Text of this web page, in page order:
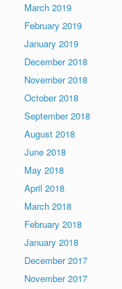
March 2019
February 2019
January 2019
December 2018
November 2018
October 2018
September 2018
August 2018
June 2018
May 2018
April 2018
March 2018
February 2018
January 2018
December 2017
November 2017